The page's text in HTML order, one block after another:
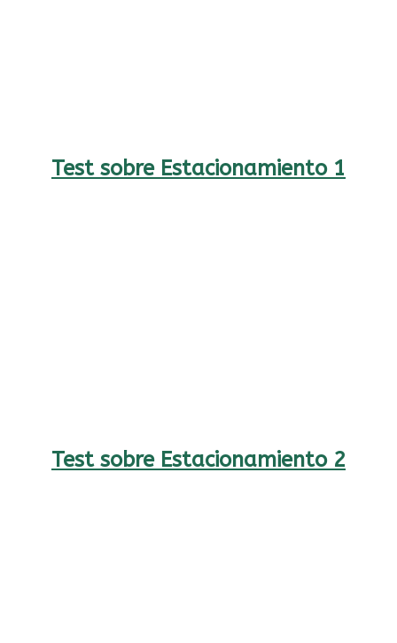
Test sobre Estacionamiento 1
Test sobre Estacionamiento 2